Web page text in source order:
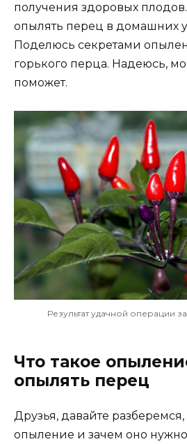
получения здоровых
опылять перец в домашних
Поделюсь секретами
горького перца. Надеюсь,
поможет.
Результат удачной операции
Что такое
опылять перец
Друзья, давайте разберемся,
опыление и зачем оно